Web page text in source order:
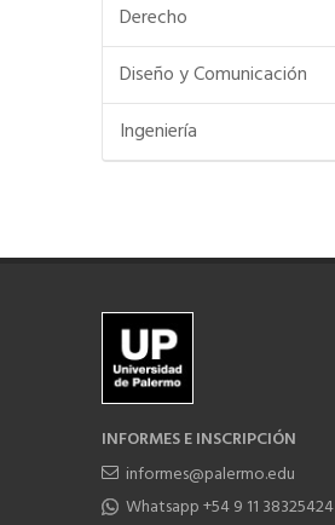
Derecho
Diseño y Comunicación
Ingeniería
INFORMES E INSCRIPCIÓN
informes@palermo.edu
Whatsapp +54 9 11 38325424